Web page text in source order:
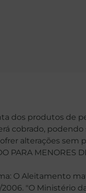
dos produtos de
cobrado,
alterações
PARA
O Aleitamento
2006. "O